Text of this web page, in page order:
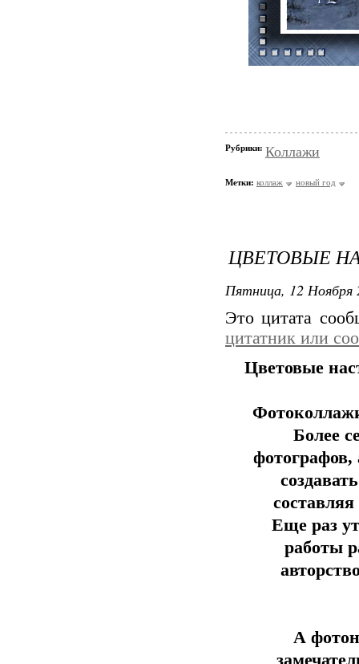
Рубрики: Коллажи
Метки: коллаж новый год
ЦВЕТОВЫЕ
Пятница, 12 Ноября
Это цитата
цитатник или
Цветовые
Более
фотографов,
Еще раз
работы
А